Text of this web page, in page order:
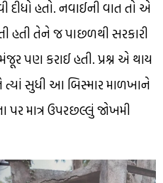
હતો. નવાઈની વાત તો એ
હતી તેને જ પાછળથી સરકારી
પણ કરાઈ હતી. પ્રશ્ન એ થાય
સુધી આ બિસ્માર માળખાને
પર માત્ર ઉપરછલ્લું જોખમી